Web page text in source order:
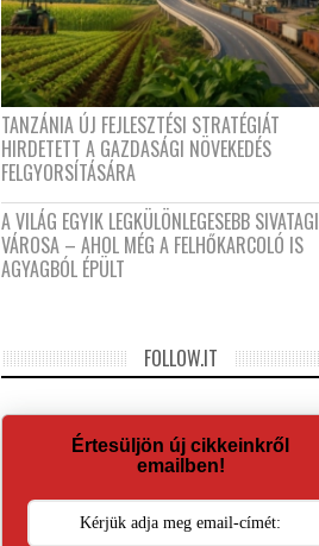
TANZÁNIA ÚJ FEJLESZTÉSI STRATÉGIÁT
HIRDETETT A GAZDASÁGI NÖVEKEDÉS
FELGYORSÍTÁSÁRA
A VILÁG EGYIK LEGKÜLÖNLEGESEBB SIVATAGI
VÁROSA – AHOL MÉG A FELHŐKARCOLÓ IS
AGYAGBÓL ÉPÜLT
FOLLOW.IT
Értesüljön új cikkeinkről
emailben!